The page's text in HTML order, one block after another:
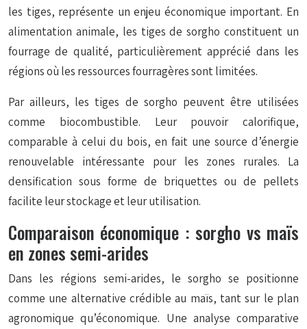
les tiges, représente un enjeu économique important. En
alimentation animale, les tiges de sorgho constituent un
fourrage de qualité, particulièrement apprécié dans les
régions où les ressources fourragères sont limitées.
Par ailleurs, les tiges de sorgho peuvent être utilisées
comme biocombustible. Leur pouvoir calorifique,
comparable à celui du bois, en fait une source d’énergie
renouvelable intéressante pour les zones rurales. La
densification sous forme de briquettes ou de pellets
facilite leur stockage et leur utilisation.
Comparaison économique : sorgho vs maïs
en zones semi-arides
Dans les régions semi-arides, le sorgho se positionne
comme une alternative crédible au maïs, tant sur le plan
agronomique qu’économique. Une analyse comparative